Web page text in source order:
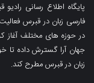
پایگاه اطلاع رسانی
جهان آرا گسترش داده تا
زبان در قبرس مطرح کند.